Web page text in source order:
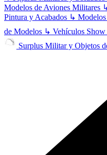
Modelos de Aviones Militares
Pintura y Acabados ↳
de Modelos ↳ Vehículos
Surplus Militar y Objetos